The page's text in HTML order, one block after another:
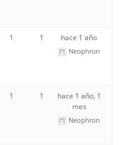
1 1 hace 1 año
Neophron
1 1
hace 1 año, 1
mes
Neophron